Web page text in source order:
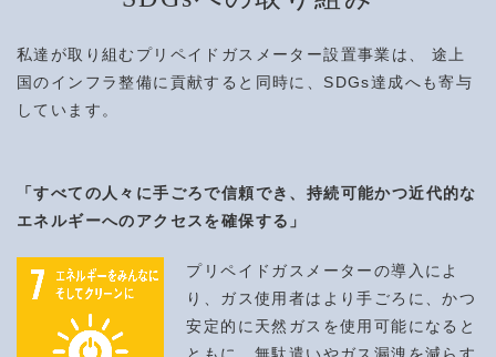
私達が取り組むプリペイドガスメーター設置事業は、 途上
国のインフラ整備に貢献すると同時に、SDGs達成へも寄与
しています。
「すべての人々に手ごろで信頼でき、持続可能かつ近代的な
エネルギーへのアクセスを確保する」
プリペイドガスメーターの導入によ
り、ガス使用者はより手ごろに、かつ
安定的に天然ガスを使用可能になると